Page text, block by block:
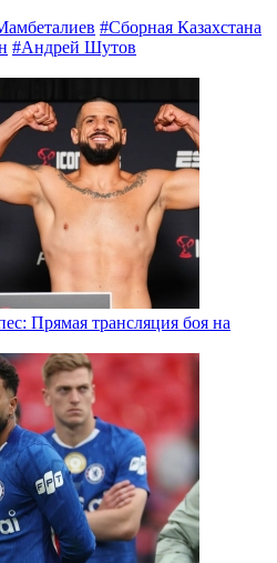
#Сборная Казахстана
#Андрей Шутов
Прямая трансляция боя на